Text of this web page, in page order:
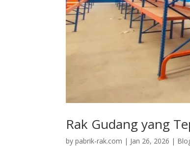
Rak Gudang yang
bypabrik-rak.com | Jan 26, 2026 |